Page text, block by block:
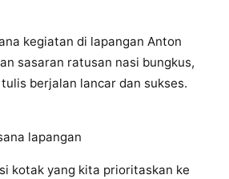
kegiatan di lapangan Anton
sasaran ratusan nasi bungkus,
berjalan lancar dan sukses.
lapangan
kotak yang kita prioritaskan ke